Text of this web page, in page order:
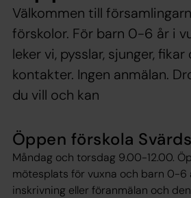
Välkommen till
förskolor. För barn 0-6 år i
leker vi, pysslar, sjunger,
kontakter. Ingen anmälan.
du vill och kan
Öppen förskola
Måndag och torsdag 9.00-12.00.
mötesplats för vuxna och barn 0-6
inskrivning eller föranmälan och